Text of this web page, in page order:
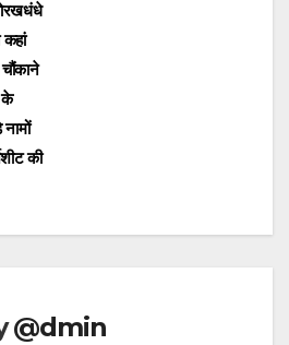
कहां
के
की
@dmin